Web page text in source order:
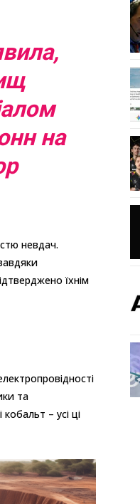
на
невдач.
їхнім
та
кобальт – усі ці